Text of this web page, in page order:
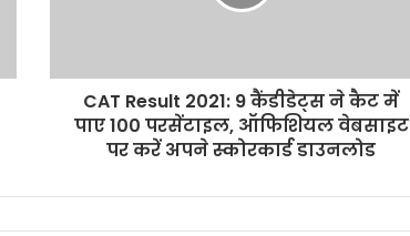
CAT Result 2021: 9 कैंडीडेट्स ने कैट में
पाए 100 परसेंटाइल, ऑफिशियल वेबसाइट
पर करें अपने स्कोरकार्ड डाउनलोड